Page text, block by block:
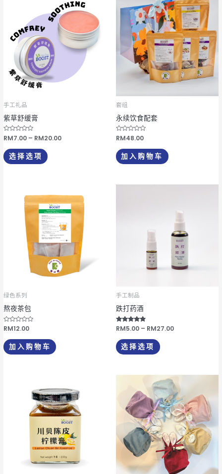
择
这
些
选
项
手工礼品
紫草舒缓膏
评
分
&
s
o
RM7.00 – RM20.00
格
范
RM7.00
RM20.00
选择选项
产
品
有
多
种
变
品
面
择
这
些
选
项
套组
永续饮食配套
评
分
&
s
o
RM48.00
加入购物车
绿色系列
熬夜茶包
评
&
s
o
RM12.00
加入购物车
手工制品
跌打药酒
评分
&sol; 5
RM5.00 – RM27.00
围：
RM27.00
选择选项
品
面
选
择
这
些
选
项
本
产
品
有
多
种
变
体。